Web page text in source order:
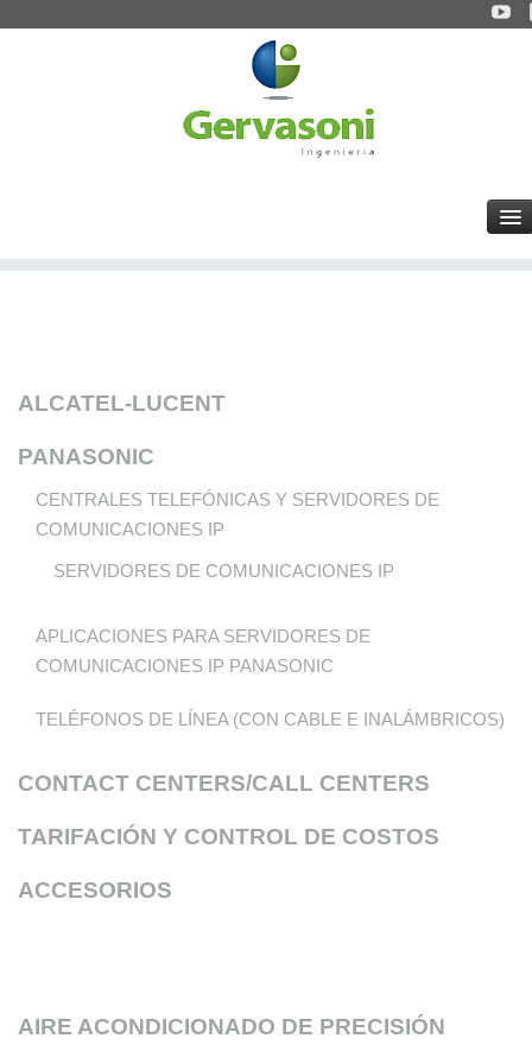
ALCATEL-LUCENT
PANASONIC
CENTRALES TELEFÓNICAS Y SERVIDORES DE
COMUNICACIONES IP
SERVIDORES DE COMUNICACIONES IP
APLICACIONES PARA SERVIDORES DE
COMUNICACIONES IP PANASONIC
TELÉFONOS DE LÍNEA (CON CABLE E INALÁMBRICOS)
CONTACT CENTERS/CALL CENTERS
TARIFACIÓN Y CONTROL DE COSTOS
ACCESORIOS
AIRE ACONDICIONADO DE PRECISIÓN